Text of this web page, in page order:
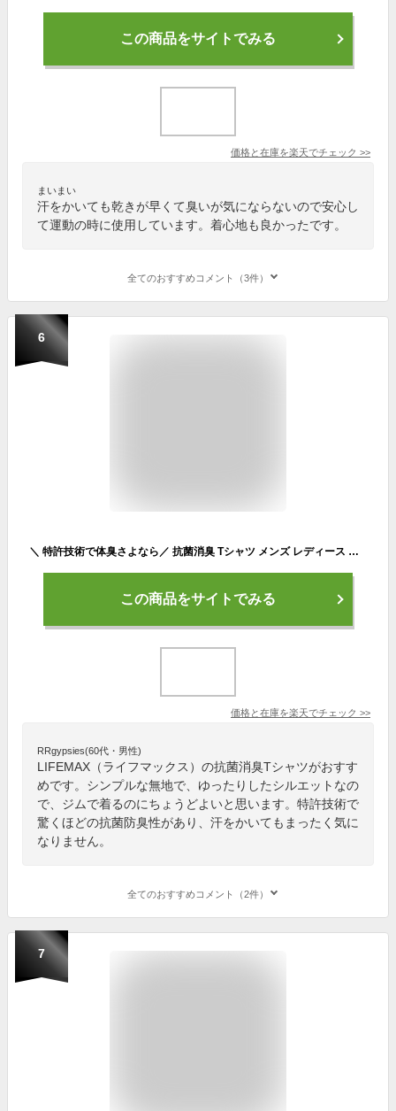
この商品をサイトでみる
価格と在庫を楽天でチェック >>
まいまい
汗をかいても乾きが早くて臭いが気にならないので安心し
て運動の時に使用しています。着心地も良かったです。
全てのおすすめコメント（3件）
6
＼ 特許技術で体臭さよなら／ 抗菌消臭 Tシャツ メンズ レディース 半袖 無地 ブランド ゆったり 夏 体臭ケア ティーシャツ 抗菌防臭 速乾 大きいサイズ ビッグシルエット 登山 運動会 イベント ブランド LIFEMAX ライフマックス おしゃれ な インナー
この商品をサイトでみる
価格と在庫を楽天でチェック >>
RRgypsies(60代・男性)
LIFEMAX（ライフマックス）の抗菌消臭Tシャツがおすす
めです。シンプルな無地で、ゆったりしたシルエットなの
で、ジムで着るのにちょうどよいと思います。特許技術で
驚くほどの抗菌防臭性があり、汗をかいてもまったく気に
なりません。
全てのおすすめコメント（2件）
7